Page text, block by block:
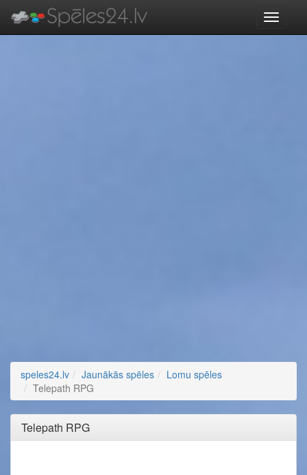
speles24.lv Jaunākās spēles
Lomu spēles
Telepath RPG
Telepath RPG